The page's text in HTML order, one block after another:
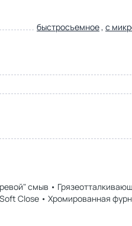
быстросъемное, с
смыв •
Close • Хромированная